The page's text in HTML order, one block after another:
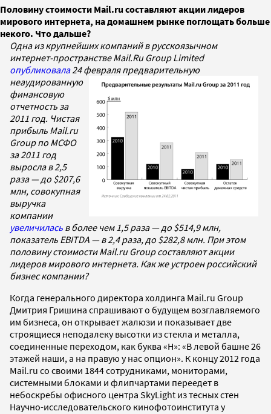
Половину стоимости Mail.ru составляют акции лидеров
мирового интернета, на домашнем рынке поглощать больше
некого. Что дальше?
Одна из крупнейших компаний в русскоязычном
интернет-пространстве Mail.Ru Group Limited
опубликовала24 февраляпредварительную
неаудированную
финансовую
отчетность за
2011 год. Чистая
прибыль Mail.ru
Group по МСФО
за 2011 год
выросла в 2,5
раза — до $207,6
млн, совокупная
выручка
компании
увеличилась в более чем 1,5 раза — до $514,9 млн,
показатель EBITDA — в 2,4 раза, до $282,8 млн. При этом
половину стоимости Mail.ru Group составляют акции
лидеров мирового интернета. Как же устроен российский
бизнес компании?
Когда генерального директора холдинга Mail.ru Group
Дмитрия Гришина спрашивают о будущем возглавляемого
им бизнеса, он открывает жалюзи и показывает две
строящиеся неподалеку высотки из стекла и металла,
соединенные переходом, как буква «Н»: «В левой башне 26
этажей наши, а на правую у нас опцион». К концу 2012 года
Mail.ru со своими 1844 сотрудниками, мониторами,
системными блоками и флипчартами переедет в
небоскребы офисного центра SkyLight из тесных стен
Научно-исследовательского кинофотоинститута у